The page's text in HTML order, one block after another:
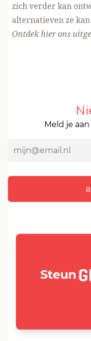
zich verder kan
alternatieven ze
Ontdekhierons
Meld je
Steun